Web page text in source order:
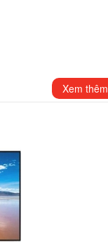
Xem thêm